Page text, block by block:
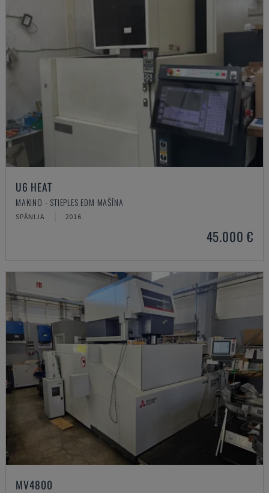
U6 HEAT
MAKINO - STIEPLES EDM MAŠĪNA
SPĀNIJA 2016
45.000 €
MV4800